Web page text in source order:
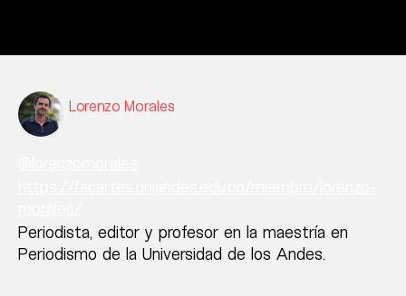
Lorenzo Morales
Periodista, editor y profesor en la maestría en
Periodismo de la Universidad de los Andes.